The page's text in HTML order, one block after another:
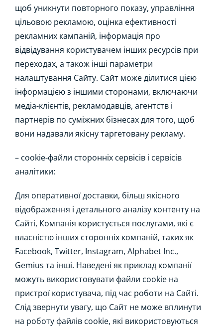
щоб уникнути повторного показу, управління
цільовою рекламою, оцінка ефективності
рекламних кампаній, інформація про
відвідування користувачем інших ресурсів при
переходах, а також інші параметри
налаштування Сайту. Сайт може ділитися цією
інформацією з іншими сторонами, включаючи
медіа-клієнтів, рекламодавців, агентств і
партнерів по суміжних бізнесах для того, щоб
вони надавали якісну таргетовану рекламу.
– сookie-файли сторонніх сервісів і сервісів
аналітики:
Для оперативної доставки, більш якісного
відображення і детального аналізу контенту на
Сайті, Компанія користується послугами, які є
власністю інших сторонніх компаній, таких як
Facebook, Twitter, Instagram, Alphabet Inc.,
Gemius та інші. Наведені як приклад компанії
можуть використовувати файли cookie на
пристрої користувача, під час роботи на Сайті.
Слід звернути увагу, що Сайт не може вплинути
на роботу файлів cookie, які використовуються